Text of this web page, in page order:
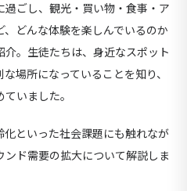
ごし、観光・買い物・食事・ア
どんな体験を楽しんでいるのか
。生徒たちは、身近なスポット
場所になっていることを知り、
いました。
といった社会課題にも触れなが
ド需要の拡大について解説しま